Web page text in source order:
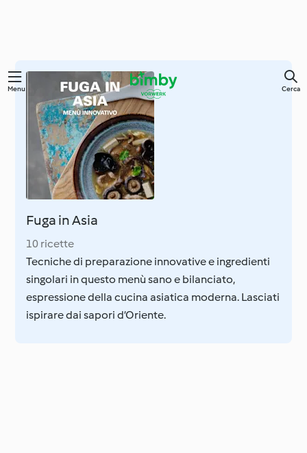
Vai
contenuto
principale
Menu Cerca
Fuga in Asia
10 ricette
Tecniche di preparazione innovative e ingredienti
singolari in questo menù sano e bilanciato,
espressione della cucina asiatica moderna. Lasciati
ispirare dai sapori d’Oriente.